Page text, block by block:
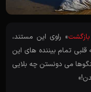
» راوی این مستند،
تمام بیننده های این
می دونستن چه بلایی